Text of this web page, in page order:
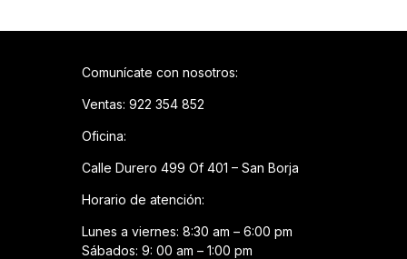
Comunícate con nosotros:
Ventas: 922 354 852
Oficina:
Calle Durero 499 Of 401 – San Borja
Horario de atención:
Lunes a viernes: 8:30 am – 6:00 pm
Sábados: 9: 00 am – 1:00 pm